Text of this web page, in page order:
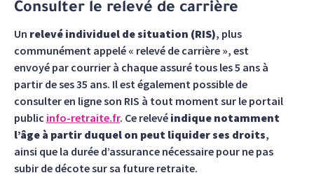
Consulter le relevé de carrière
Un relevé individuel de situation (RIS), plus
communément appelé « relevé de carrière », est
envoyé par courrier à chaque assuré tous les 5 ans à
partir de ses 35 ans. Il est également possible de
consulter en ligne son RIS à tout moment sur le portail
public info-retraite.fr. Ce relevé indique notamment
l’âge à partir duquel on peut liquider ses droits,
ainsi que la durée d’assurance nécessaire pour ne pas
subir de décote sur sa future retraite.